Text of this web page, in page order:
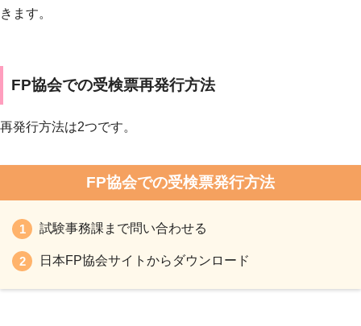
きます。
FP協会での受検票再発行方法
再発行方法は2つです。
FP協会での受検票発行方法
試験事務課まで問い合わせる
日本FP協会サイトからダウンロード